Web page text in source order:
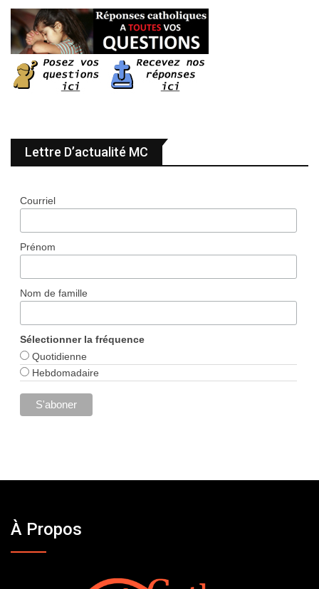
Lettre D’actualité MC
Courriel
Prénom
Nom de famille
Sélectionner la fréquence
Quotidienne
Hebdomadaire
À Propos